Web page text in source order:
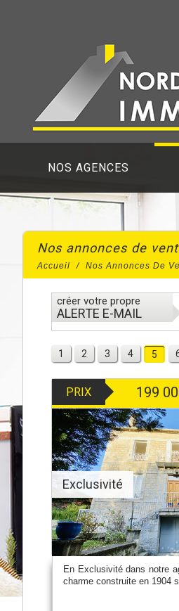
NOS AGENCES
Nos annonces de
Accueil Nos Annonces De
créer votre propre
ALERTE E-MAIL
1 2 3 4 5
PRIX 199
Exclusivité
En Exclusivité dans notre
charme construite en 1904